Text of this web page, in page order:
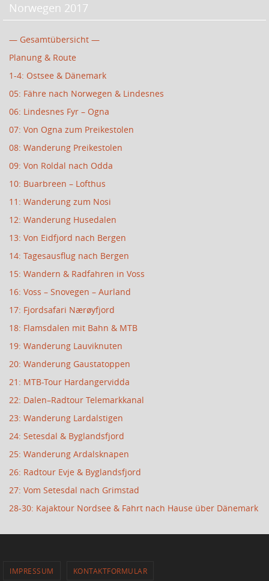
Norwegen 2017
— Gesamtübersicht —
Planung & Route
1-4: Ostsee & Dänemark
05: Fähre nach Norwegen & Lindesnes
06: Lindesnes Fyr – Ogna
07: Von Ogna zum Preikestolen
08: Wanderung Preikestolen
09: Von Roldal nach Odda
10: Buarbreen – Lofthus
11: Wanderung zum Nosi
12: Wanderung Husedalen
13: Von Eidfjord nach Bergen
14: Tagesausflug nach Bergen
15: Wandern & Radfahren in Voss
16: Voss – Snovegen – Aurland
17: Fjordsafari Nærøyfjord
18: Flamsdalen mit Bahn & MTB
19: Wanderung Lauviknuten
20: Wanderung Gaustatoppen
21: MTB-Tour Hardangervidda
22: Dalen–Radtour Telemarkkanal
23: Wanderung Lardalstigen
24: Setesdal & Byglandsfjord
25: Wanderung Ardalsknapen
26: Radtour Evje & Byglandsfjord
27: Vom Setesdal nach Grimstad
28-30: Kajaktour Nordsee & Fahrt nach Hause über Dänemark
IMPRESSUM KONTAKTFORMULAR